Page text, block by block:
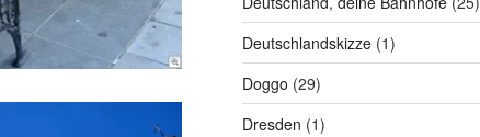
Deutschlandskizze(1)
Doggo (29)
Dresden (1)